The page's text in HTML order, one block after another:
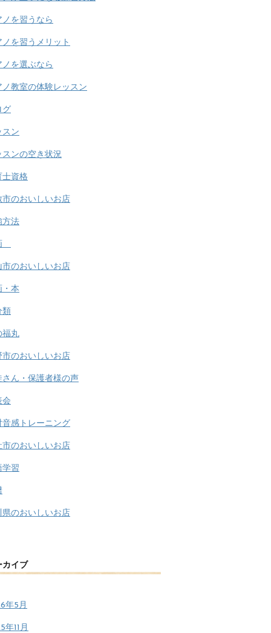
ノを習うなら
ノを習うメリット
ノを選ぶなら
ノ教室の体験レッスン
グ
スン
スンの空き状況
士資格
市のおいしいお店
方法
市のおいしいお店
・本
類
福丸
市のおいしいお店
さん・保護者様の声
会
音感トレーニング
市のおいしいお店
学習
県のおいしいお店
カイブ
年5月
年11月